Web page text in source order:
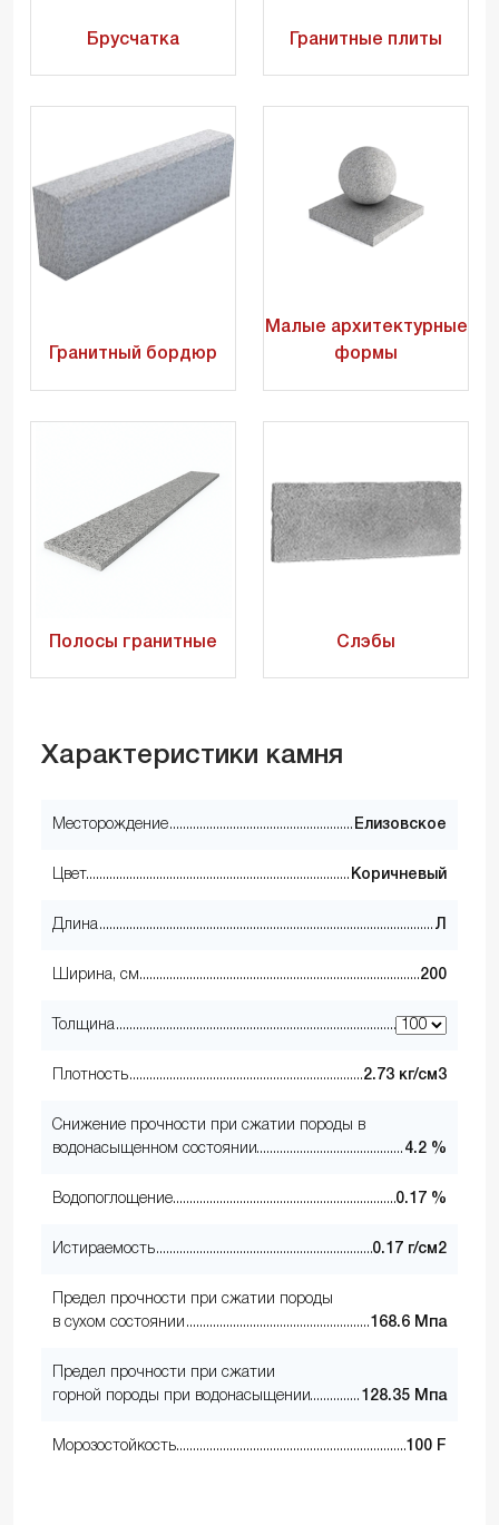
Брусчатка Гранитные плиты
Гранитный бордюр
Малые архитектурные
формы
Полосы гранитные Слэбы
Характеристики камня
Месторождение Елизовское
Цвет Коричневый
Длина Л
Ширина, см 200
Толщина
Плотность 2.73 кг/см3
Снижение прочности при сжатии породы в
водонасыщенном состоянии
4.2 %
Водопоглощение 0.17 %
Истираемость 0.17 г/см2
Предел прочности при сжатии породы
в сухом состоянии
168.6 Мпа
Предел прочности при сжатии
горной породы при водонасыщении
128.35 Мпа
Морозостойкость 100 F